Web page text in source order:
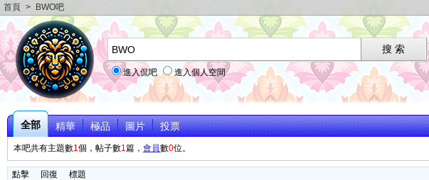
首頁 > BWO吧
進入侃吧 進入個人空間
全部 精華 極品 圖片 投票
本吧共有主題數1個，帖子數1篇， 會員數0位。
點擊 回復 標題